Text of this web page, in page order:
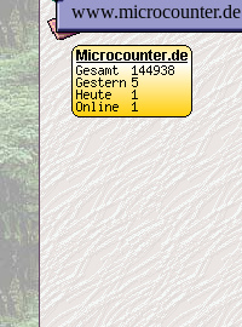
www.microcounter.de